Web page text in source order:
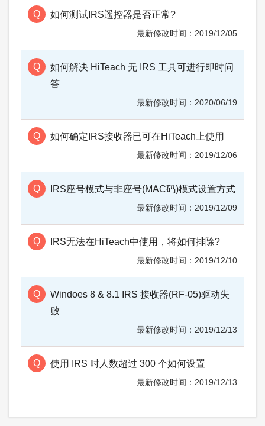
如何测试IRS遥控器是否正常?
2019/12/05
如何解决 HiTeach 无 IRS 工具可进行即时问
答
2020/06/19
如何确定IRS接收器已可在HiTeach上使用
2019/12/06
IRS座号模式与非座号(MAC码)模式设置方式
2019/12/09
IRS无法在HiTeach中使用，将如何排除?
2019/12/10
Windoes 8 & 8.1 IRS 接收器(RF-05)驱动失
败
2019/12/13
使用 IRS 时人数超过 300 个如何设置
2019/12/13